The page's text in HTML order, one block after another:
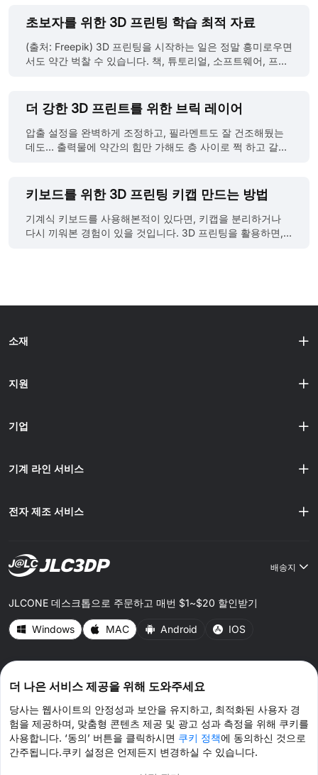
너여야 한다” (출처: Freepik) 이 오해는 많은 사람을 시작조
차 못하게 막는 최대의 장벽인데요. 지금은 완전히 시대가 달
라졌습니다. 물론 직접 모델링을 하면 창의적 자유도가 높아
지지만, 그렇다고 꼭 디자이너가 되어야 하는 건 아닙니다.
어떻게 하시겠어요? 성공적인 금속 3D 프린팅을 위해서는 단
순히 ‘모델링만 잘 하면 된다’는 생각은 버려야 합니다. 이건
일종의 물리 싸움입니다. 금속이 열을 받으면 어떻게 변하는
지, 지지 구조물이 어떻게 작동하는지, 프린터 안에서 부품이
설정부터 소프트웨어 선택까지, 꼭 알아야 할 핵심 설계 팁을
정리해드립니다. 금속 3D 프린팅, 어떻게 작동할까? 금속을
이용한 3D 프린팅, 즉 금속 적층 제조는 금속 부품을 층층이
쌓아 만드는 여러 고급 기술을 포함합니다. 주요 공정은 다음
초보자를 위한 3D 프린팅 학습 최적 자료
(출처: Freepik) 3D 프린팅을 시작하는 일은 정말 흥미로우면
서도 약간 벅찰 수 있습니다. 책, 튜토리얼, 소프트웨어, 프린
든, 적층 제조(Additive Manufacturing)를 탐구 중인 학생이
든, 믿을 만한 리소스와 가이드를 갖추는 게 매우 중요합니다.
이 글에서는 3D 프린팅의 기본을 차근차근 설명하고, 첫 출
력을 빠르고 성공적으로 완료할 수 있도록 든든한 기초를 쌓
니다. 전통적인 방식처럼 재료를 깎거나 틀에 부어 모양 만드
는 것이 아니라, 플라스틱·레진·금속 등 재료를 층층이 쌓아
물체를 제작합니다. 마치 문서를 종이에 인쇄하듯이, 금속이
나 플라스틱 같은 재료를 녹인 후 한 겹씩 쌓아 디자인한 모형
더 강한 3D 프린트를 위한 브릭 레이어
압출 설정을 완벽하게 조정하고, 필라멘트도 잘 건조해뒀는
데도… 출력물에 약간의 힘만 가해도 층 사이로 쩍 하고 갈라
중 하나인 층 간 접착력 부족이 문제입니다. 하지만 최근, 이
문제를 똑똑하게 해결하는 방법이 엔지니어들과 하드코어 취
미 사용자들 사이에서 입소문을 타고 있습니다. 이름하여 브
릭 레이어 3D 프린팅(Brick Layer 3D Printing)입니다. 이 방
이싱 방식만 바꾸면 되는 스마트한 방법이죠. 반복되는 출력
키보드를 위한 3D 프린팅 키캡 만드는 방법
기계식 키보드를 사용해본적이 있다면, 키캡을 분리하거나
다시 끼워본 경험이 있을 것입니다. 3D 프린팅을 활용하면,
https://www.printables.com/model/818377-flat-xda-
까지 원하는 대로 디자인할수 있습니다. 전통 키캡: 일반적으
FDM 또는 SLA 기술을 사용하며, SLA는 FDM보다 더 정밀한
소재
지원
기업
기계 라인 서비스
전자 제조 서비스
배송지
JLCONE 데스크톱으로 주문하고 매번 $1~$20 할인받기
Windows MAC Android IOS
© 2026 JLC3DP.COM 모든 권리 보유. 개인 정보 정책 이용약관 쿠키 정책
더 나은 서비스 제공을 위해 도와주세요
당사는 웹사이트의 안정성과 보안을 유지하고, 최적화된 사용자 경
험을 제공하며, 맞춤형 콘텐츠 제공 및 광고 성과 측정을 위해 쿠키를
사용합니다. ‘동의’ 버튼을 클릭하시면 쿠키 정책에 동의하신 것으로
간주됩니다.쿠키 설정은 언제든지 변경하실 수 있습니다.